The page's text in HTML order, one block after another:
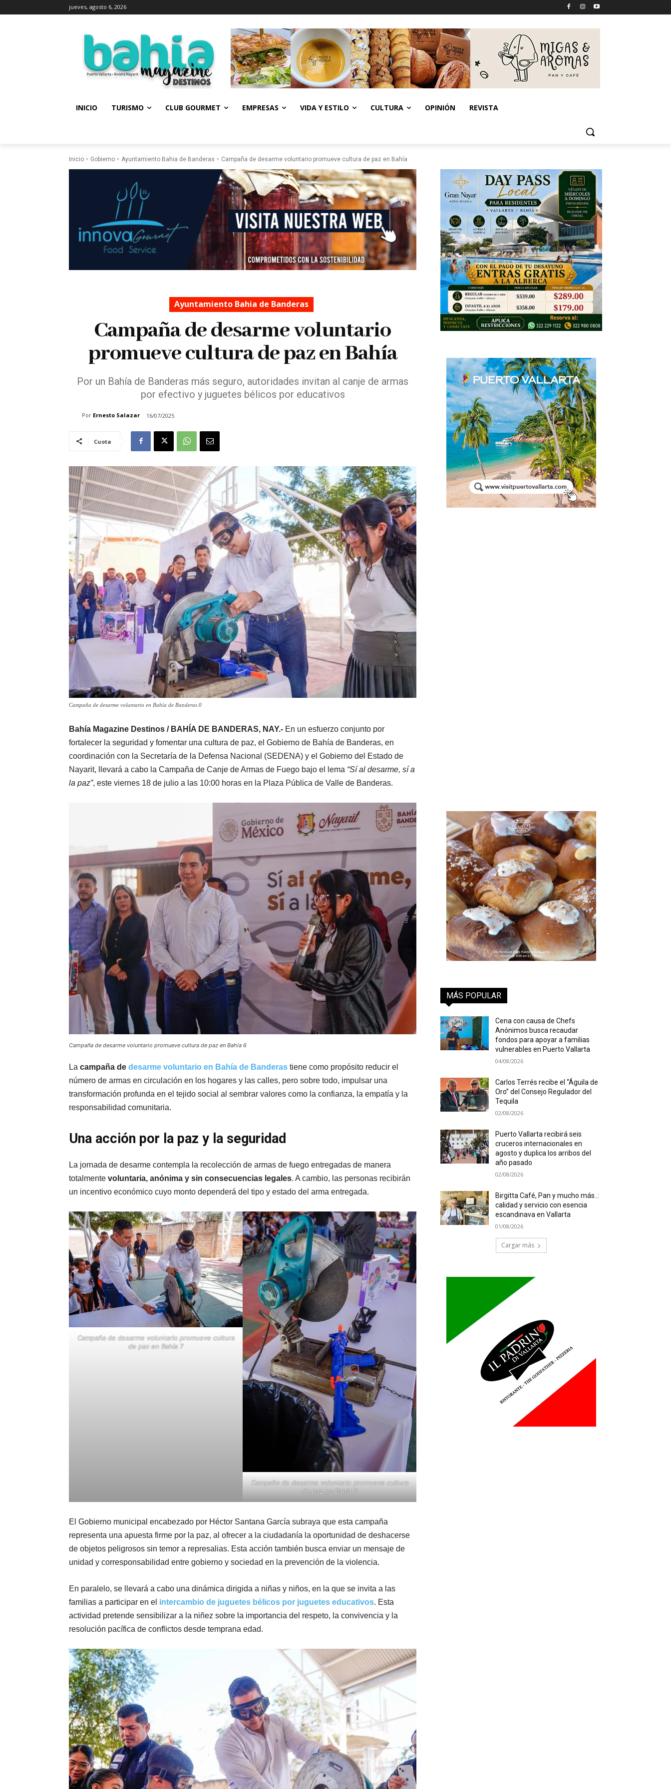
jueves, agosto 6, 2026
INICIO TURISMO CLUB GOURMET EMPRESAS VIDA Y ESTILO CULTURA OPINIÓN REVISTA
Inicio Gobierno Ayuntamiento Bahia de Banderas Campaña de desarme voluntario promueve cultura de paz en Bahía
Ayuntamiento Bahia de Banderas
Campaña de desarme voluntario
promueve cultura de paz en Bahía
Por un Bahía de Banderas más seguro, autoridades invitan al canje de armas
por efectivo y juguetes bélicos por educativos
Por Ernesto Salazar 16/07/2025
Cuota
Campaña de desarme voluntario en Bahía de Banderas 0
Bahía Magazine Destinos / BAHÍA DE BANDERAS, NAY.- En un esfuerzo conjunto por
fortalecer la seguridad y fomentar una cultura de paz, el Gobierno de Bahía de Banderas, en
coordinación con la Secretaría de la Defensa Nacional (SEDENA) y el Gobierno del Estado de
Nayarit, llevará a cabo la Campaña de Canje de Armas de Fuego bajo el lema “Sí al desarme, sí a
la paz”, este viernes 18 de julio a las 10:00 horas en la Plaza Pública de Valle de Banderas.
Campaña de desarme voluntario promueve cultura de paz en Bahía 6
La campaña de desarme voluntario en Bahía de Banderas tiene como propósito reducir el
número de armas en circulación en los hogares y las calles, pero sobre todo, impulsar una
transformación profunda en el tejido social al sembrar valores como la confianza, la empatía y la
responsabilidad comunitaria.
Una acción por la paz y la seguridad
La jornada de desarme contempla la recolección de armas de fuego entregadas de manera
totalmente voluntaria, anónima y sin consecuencias legales. A cambio, las personas recibirán
un incentivo económico cuyo monto dependerá del tipo y estado del arma entregada.
Campaña de desarme voluntario promueve cultura
de paz en Bahía 7
Campaña de desarme voluntario promueve cultura
de paz en Bahía 8
El Gobierno municipal encabezado por Héctor Santana García subraya que esta campaña
representa una apuesta firme por la paz, al ofrecer a la ciudadanía la oportunidad de deshacerse
de objetos peligrosos sin temor a represalias. Esta acción también busca enviar un mensaje de
unidad y corresponsabilidad entre gobierno y sociedad en la prevención de la violencia.
En paralelo, se llevará a cabo una dinámica dirigida a niñas y niños, en la que se invita a las
familias a participar en el intercambio de juguetes bélicos por juguetes educativos. Esta
actividad pretende sensibilizar a la niñez sobre la importancia del respeto, la convivencia y la
resolución pacífica de conflictos desde temprana edad.
MÁS POPULAR
Cena con causa de Chefs
Anónimos busca recaudar
fondos para apoyar a familias
vulnerables en Puerto Vallarta
04/08/2026
Carlos Terrés recibe el “Águila de
Oro” del Consejo Regulador del
Tequila
02/08/2026
Puerto Vallarta recibirá seis
cruceros internacionales en
agosto y duplica los arribos del
año pasado
02/08/2026
Birgitta Café, Pan y mucho más..:
calidad y servicio con esencia
escandinava en Vallarta
01/08/2026
Cargar más